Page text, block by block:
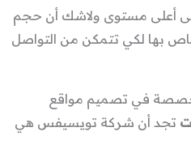
على أعلى مستوى ولاشك أن حجم
بها لكي تتمكن من التواصل
في تصميم مواقع
تجد أن شركة تويسيفس هي